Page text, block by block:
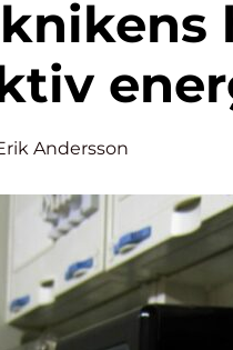
Andersson